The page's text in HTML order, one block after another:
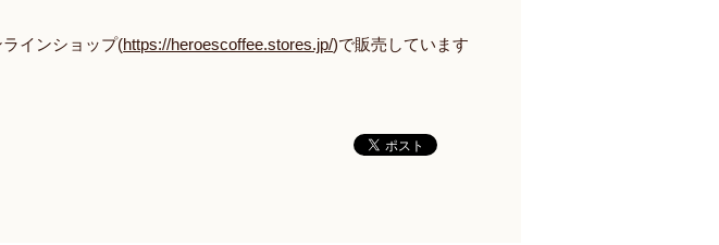
インショップ(https://heroescoffee.stores.jp/)で販売しています